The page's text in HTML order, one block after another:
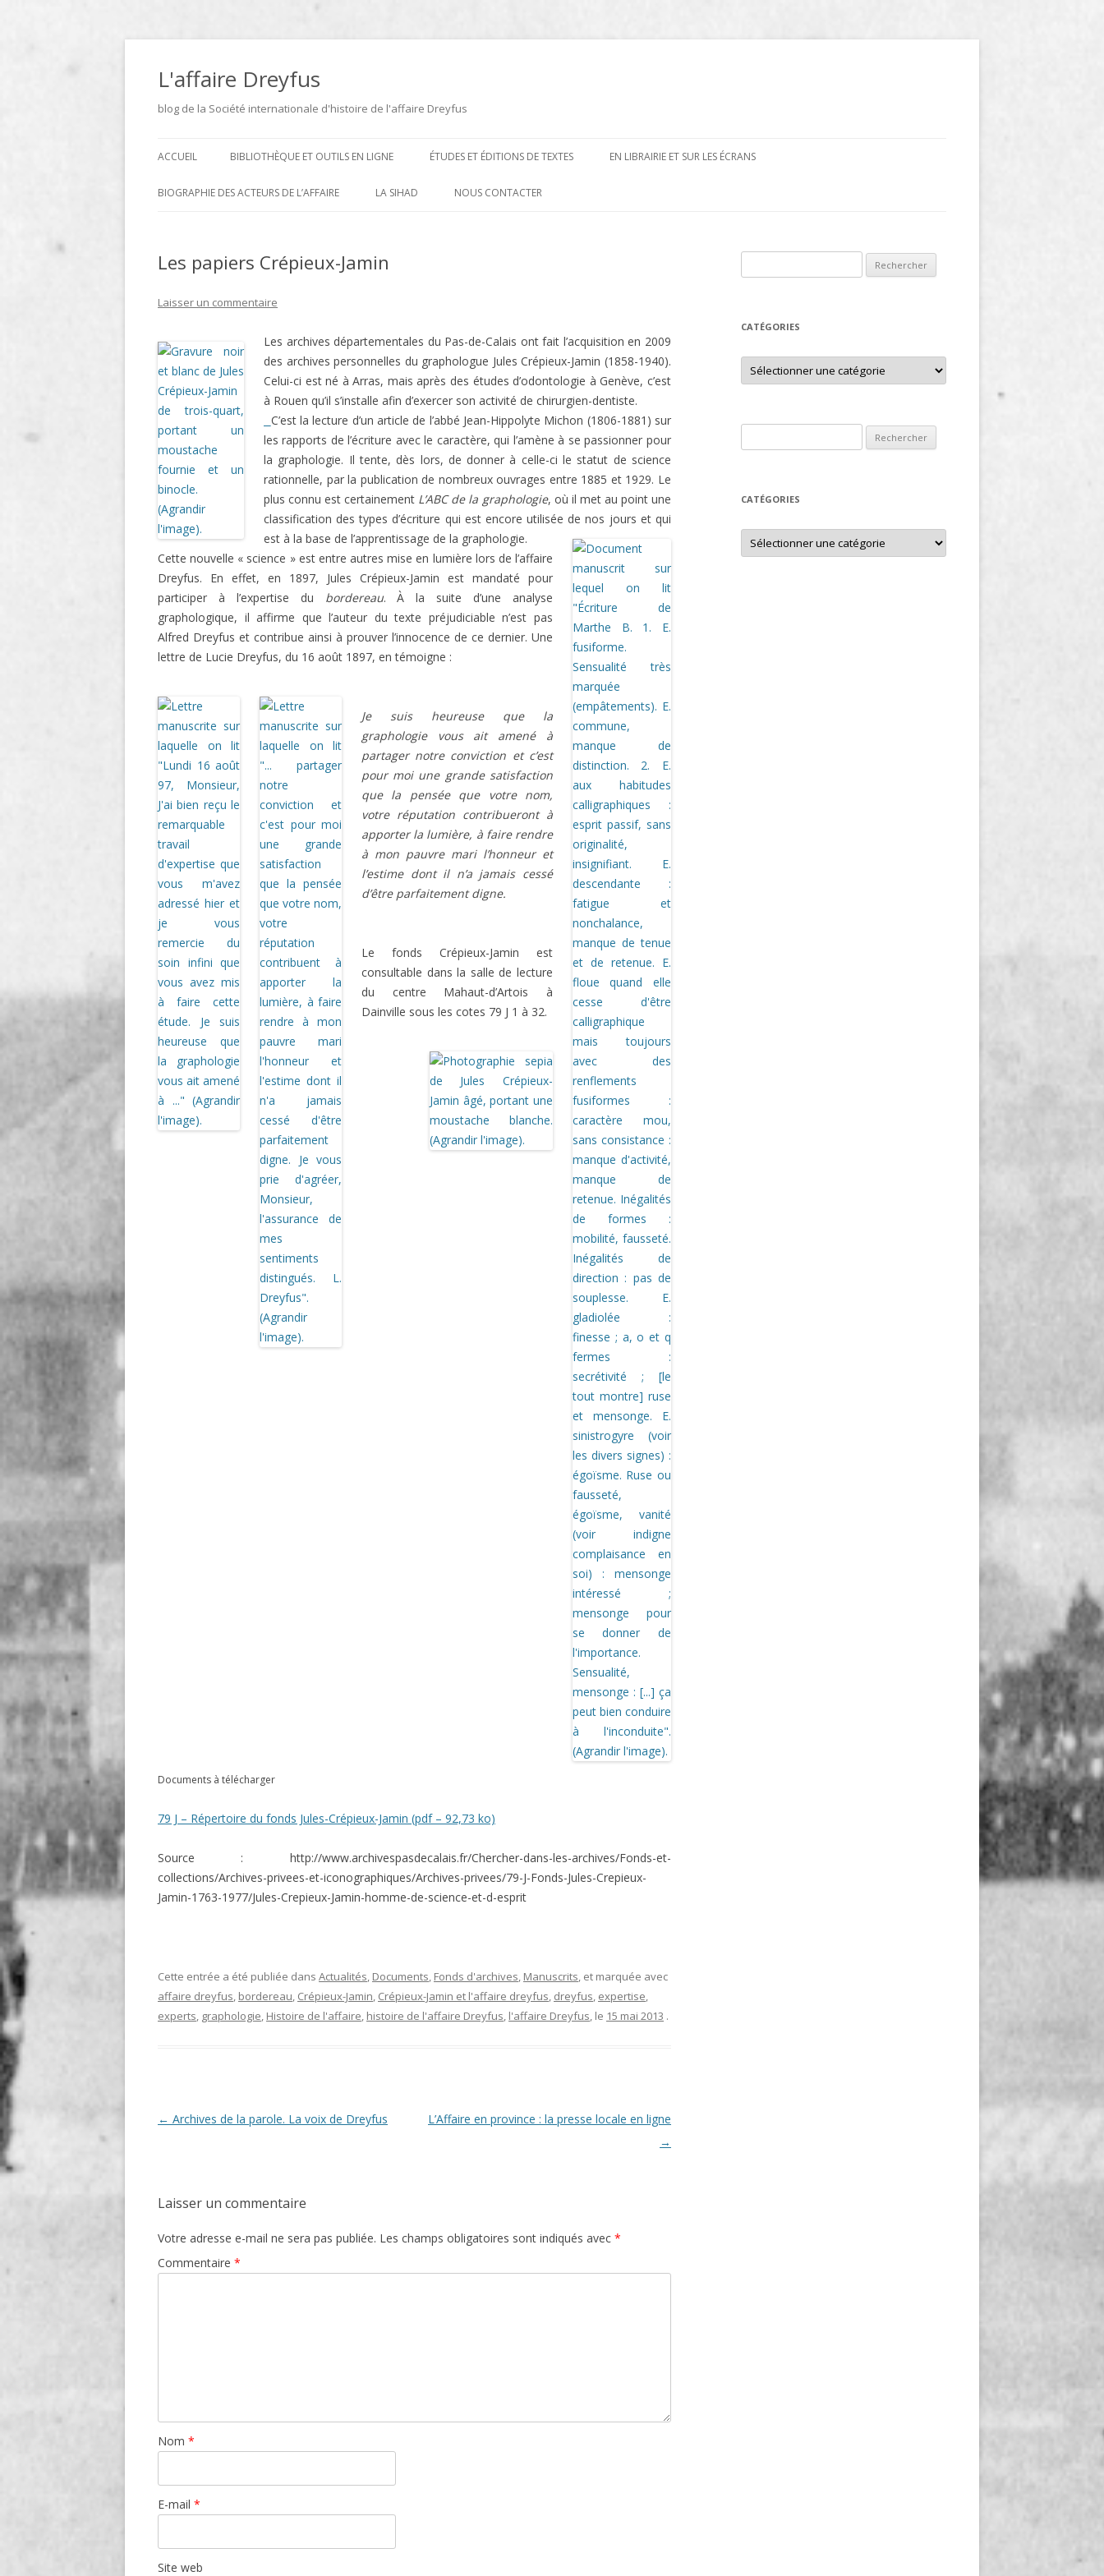
Aller
contenu
L'affaire Dreyfus
blog de la Société internationale d'histoire de l'affaire Dreyfus
ACCUEIL BIBLIOTHÈQUE ET OUTILS EN LIGNE
ARCHIVES
BIOGRAPHIES, ESSAIS, THÈSES ET
ARTICLES UNIVERSITAIRES
ICONOTHÈQUE
L’AFFAIRE DREYFUS AU CINÉMA
L’AFFAIRE DREYFUS EN BANDES
DESSINÉES
PHOTOGRAPHIES
PARLEMENTAIRES FRANÇAIS DE
1889 À 1940 DE JEAN JOLLY EN
LIGNE
LE MAITRON EN LIGNE
ÉTUDES ET ÉDITIONS DE TEXTES
ÉDITIONS DE TEXTES
EN LIBRAIRIE ET SUR LES ÉCRANS
2017
2019
2020
2021
2024
2025
BIOGRAPHIE DES ACTEURS DE L’AFFAIRE
DREYFUS
LA SIHAD NOUS CONTACTER
Les papiers Crépieux-Jamin
Laisser un commentaire
Les archives départementales du Pas-de-Calais ont fait l’acquisition en 2009
des archives personnelles du graphologue Jules Crépieux-Jamin (1858-1940).
Celui-ci est né à Arras, mais après des études d’odontologie à Genève, c’est
à Rouen qu’il s’installe afin d’exercer son activité de chirurgien-dentiste.
C’est la lecture d’un article de l’abbé Jean-Hippolyte Michon (1806-1881) sur
les rapports de l’écriture avec le caractère, qui l’amène à se passionner pour
la graphologie. Il tente, dès lors, de donner à celle-ci le statut de science
rationnelle, par la publication de nombreux ouvrages entre 1885 et 1929. Le
plus connu est certainement L’ABC de la graphologie, où il met au point une
classification des types d’écriture qui est encore utilisée de nos jours et qui
est à la base de l’apprentissage de la graphologie.
Cette nouvelle « science » est entre autres mise en lumière lors de l’affaire
Dreyfus. En effet, en 1897, Jules Crépieux-Jamin est mandaté pour
participer à l’expertise du bordereau. À la suite d’une analyse
graphologique, il affirme que l’auteur du texte préjudiciable n’est pas
Alfred Dreyfus et contribue ainsi à prouver l’innocence de ce dernier. Une
lettre de Lucie Dreyfus, du 16 août 1897, en témoigne :
Je suis heureuse que la
graphologie vous ait amené à
partager notre conviction et c’est
pour moi une grande satisfaction
que la pensée que votre nom,
votre réputation contribueront à
apporter la lumière, à faire rendre
à mon pauvre mari l’honneur et
l’estime dont il n’a jamais cessé
d’être parfaitement digne.
Le fonds Crépieux-Jamin est
consultable dans la salle de lecture
du centre Mahaut-d’Artois à
Dainville sous les cotes 79 J 1 à 32.
Documents à télécharger
79 J – Répertoire du fonds Jules-Crépieux-Jamin (pdf – 92,73 ko)
Source : http://www.archivespasdecalais.fr/Chercher-dans-les-archives/Fonds-et-
collections/Archives-privees-et-iconographiques/Archives-privees/79-J-Fonds-Jules-Crepieux-
Jamin-1763-1977/Jules-Crepieux-Jamin-homme-de-science-et-d-esprit
Cette entrée a été publiée dans Actualités, Documents, Fonds d'archives, Manuscrits, et marquée avec
affaire dreyfus, bordereau, Crépieux-Jamin, Crépieux-Jamin et l'affaire dreyfus, dreyfus, expertise,
experts, graphologie, Histoire de l'affaire, histoire de l'affaire Dreyfus, l'affaire Dreyfus, le 15 mai 2013 .
Navigation
← Archives de la parole. La voix de Dreyfus
L’Affaire en province : la presse locale en ligne
→
Laisser un commentaire
Votre adresse e-mail ne sera pas publiée. Les champs obligatoires sont indiqués avec *
Commentaire *
Nom *
E-mail *
Site web
CATÉGORIES
Catégories
CATÉGORIES
Catégories